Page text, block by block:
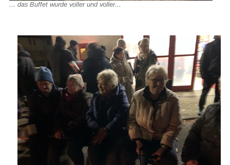
... das Buffet wurde voller und voller...